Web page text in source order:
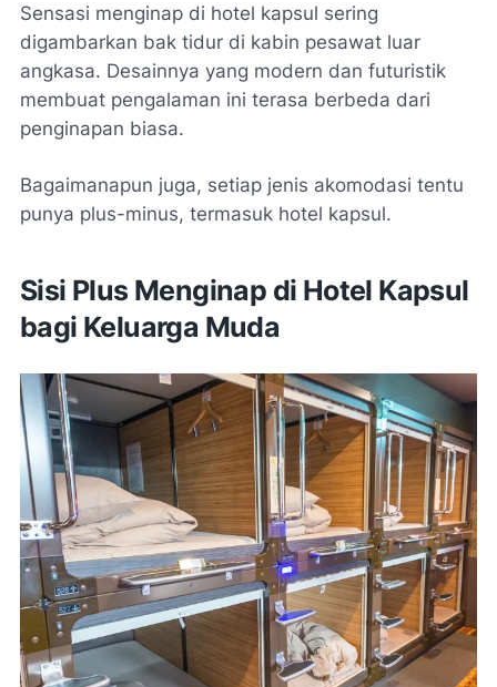
Sensasi menginap di hotel kapsul sering
digambarkan bak tidur di kabin pesawat luar
angkasa. Desainnya yang modern dan futuristik
membuat pengalaman ini terasa berbeda dari
penginapan biasa.
Bagaimanapun juga, setiap jenis akomodasi tentu
punya plus-minus, termasuk hotel kapsul.
Sisi Plus Menginap di Hotel Kapsul
bagi Keluarga Muda